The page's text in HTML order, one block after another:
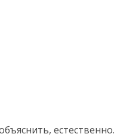
естественно.